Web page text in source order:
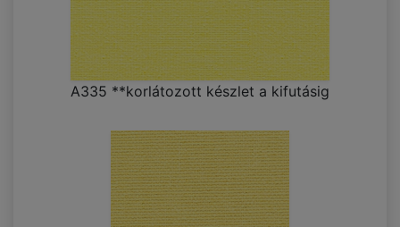
A335 **korlátozott készlet a kifutásig